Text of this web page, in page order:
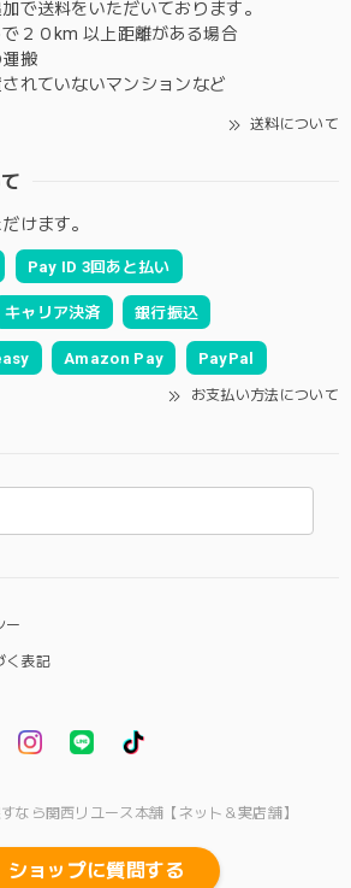
で送料をいただいております。
２０km 以上距離がある場合
運搬
れていないマンションなど
送料について
けます。
Pay ID 3回あと払い
キャリア決済 銀行振込
Amazon Pay PayPal
お支払い方法について
ー
く表記
なら関西リユース本舗【ネット＆実店舗】
ショップに質問する